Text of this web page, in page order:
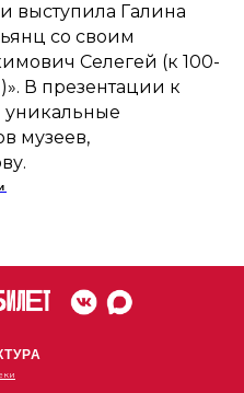
выступила Галина
со своим
Селегей (к 100-
В презентации к
уникальные
музеев,